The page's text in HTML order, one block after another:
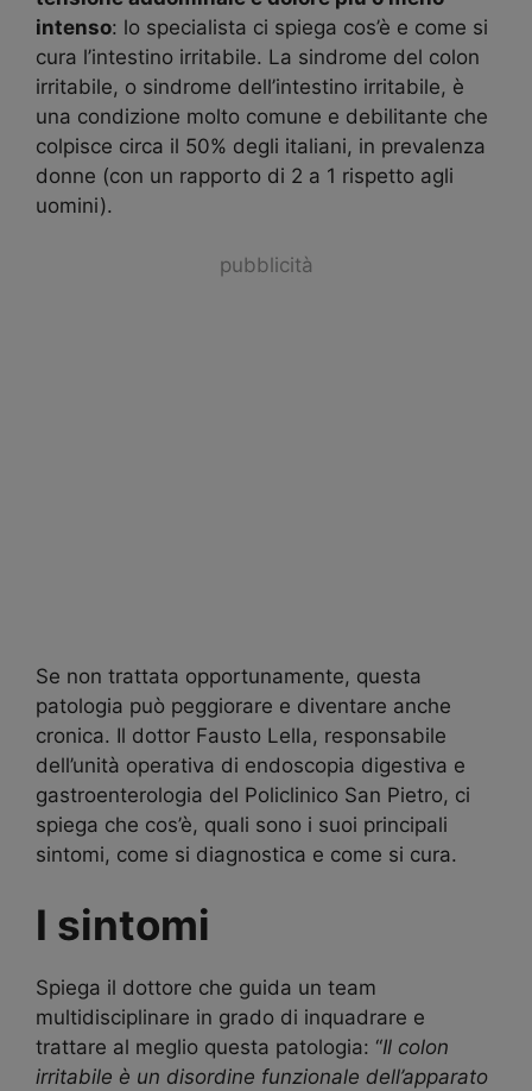
intenso: lo specialista ci spiega cos’è e come si
cura l’intestino irritabile. La sindrome del colon
irritabile, o sindrome dell’intestino irritabile, è
una condizione molto comune e debilitante che
colpisce circa il 50% degli italiani, in prevalenza
donne (con un rapporto di 2 a 1 rispetto agli
uomini).
pubblicità
Se non trattata opportunamente, questa
patologia può peggiorare e diventare anche
cronica. Il dottor Fausto Lella, responsabile
dell’unità operativa di endoscopia digestiva e
gastroenterologia del Policlinico San Pietro, ci
spiega che cos’è, quali sono i suoi principali
sintomi, come si diagnostica e come si cura.
I sintomi
Spiega il dottore che guida un team
multidisciplinare in grado di inquadrare e
trattare al meglio questa patologia: “Il colon
irritabile è un disordine funzionale dell’apparato